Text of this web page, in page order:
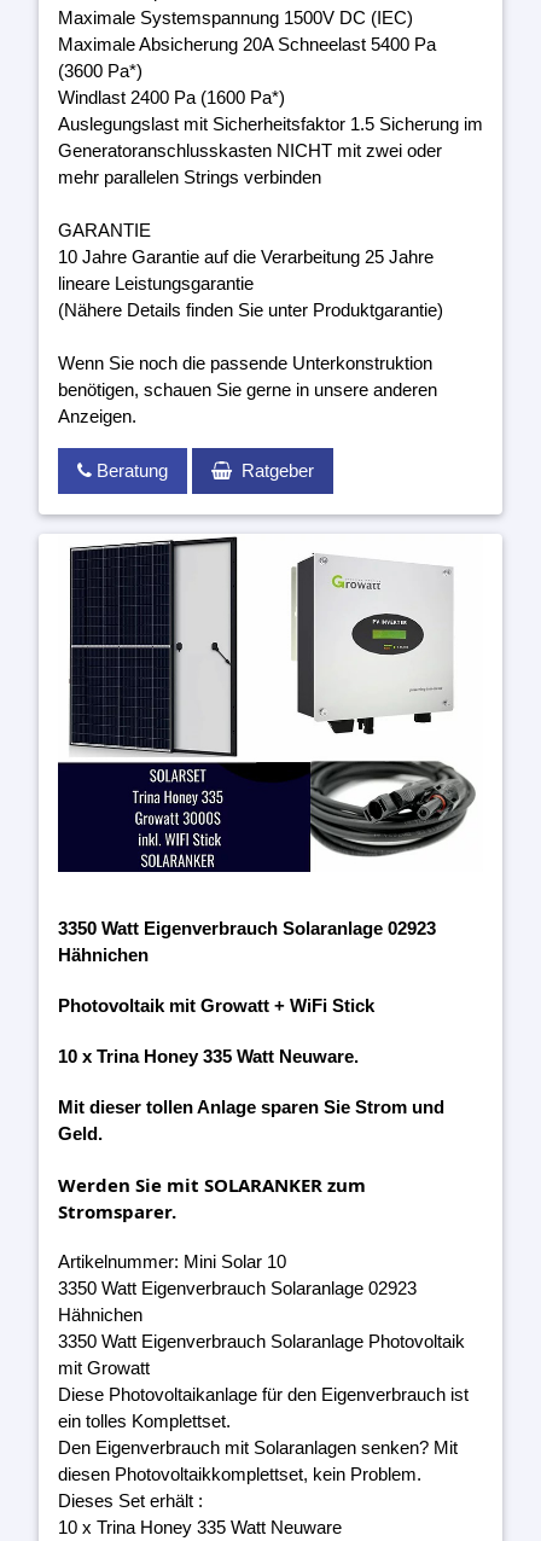
Maximale Systemspannung 1500V DC (IEC)
Maximale Absicherung 20A Schneelast 5400 Pa
(3600 Pa*)
Windlast 2400 Pa (1600 Pa*)
Auslegungslast mit Sicherheitsfaktor 1.5 Sicherung im
Generatoranschlusskasten NICHT mit zwei oder
mehr parallelen Strings verbinden
GARANTIE
10 Jahre Garantie auf die Verarbeitung 25 Jahre
lineare Leistungsgarantie
(Nähere Details finden Sie unter Produktgarantie)
Wenn Sie noch die passende Unterkonstruktion
benötigen, schauen Sie gerne in unsere anderen
Anzeigen.
Beratung Ratgeber
3350 Watt Eigenverbrauch Solaranlage 02923
Hähnichen
Photovoltaik mit Growatt + WiFi Stick
10 x Trina Honey 335 Watt Neuware.
Mit dieser tollen Anlage sparen Sie Strom und
Geld.
Werden Sie mit SOLARANKER zum
Stromsparer.
Artikelnummer: Mini Solar 10
3350 Watt Eigenverbrauch Solaranlage 02923
Hähnichen
3350 Watt Eigenverbrauch Solaranlage Photovoltaik
mit Growatt
Diese Photovoltaikanlage für den Eigenverbrauch ist
ein tolles Komplettset.
Den Eigenverbrauch mit Solaranlagen senken? Mit
diesen Photovoltaikkomplettset, kein Problem.
Dieses Set erhält :
10 x Trina Honey 335 Watt Neuware